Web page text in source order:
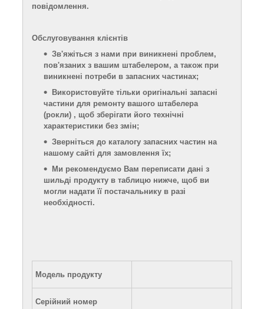
повідомлення.
Обслуговування клієнтів
Зв'яжіться з нами при виникнені проблем,
пов'язаних з вашим штабелером, а також при
виникнені потреби в запасних частинах;
Використовуйте тільки оригінальні запасні
частини для ремонту вашого штабелера
(рокли) , щоб зберігати його технічні
характеристики без змін;
Зверніться до каталогу запасних частин на
нашому сайті для замовленняїх;
Ми рекомендуємо Вам переписати дані з
шильді продукту в таблицю нижче, щоб ви
могли надати її постачальнику в разі
необхідності.
Модель продукту
Серійний номер